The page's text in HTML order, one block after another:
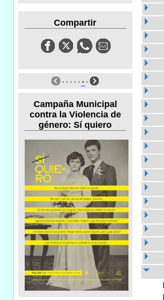
Compartir
Campaña Municipal
contra la Violencia de
género: Sí quiero